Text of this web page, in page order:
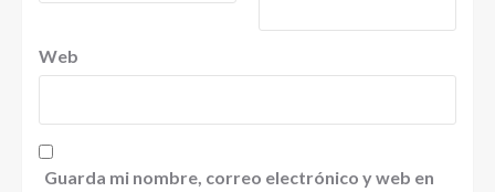
Web
Guarda mi nombre, correo electrónico y web en